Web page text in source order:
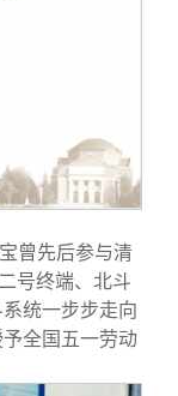
曾先后参与清
号终端、北斗
统一步步走向
全国五一劳动